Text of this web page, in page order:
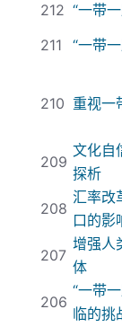
212 “一带
211
“一带
210 重视一
209
文化自
探析
208
汇率改
口的影
207
增强人
体
206
“一带
临的挑